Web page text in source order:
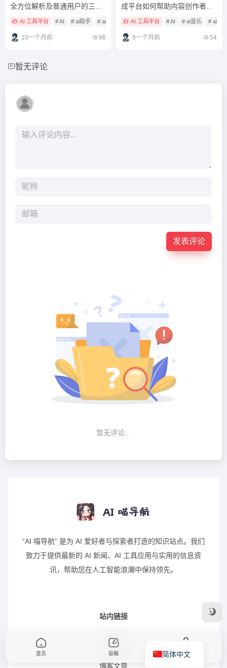
全方位解析及普通用户的三大
实用场景
AI 工具平台 # AI # ai助手 # ai大模型
10一个月前 96
成平台如何帮助内容创作者提
升制作效率？
AI 工具平台 # AI # ai音乐 # ai音
9一个月前 54
暂无评论
发表评论
暂无评论...
“AI 喵导航” 是为 AI 爱好者与探索者打造的知识站点。我们
致力于提供最新的 AI 新闻、AI 工具应用与实用的信息资
讯，帮助您在人工智能浪潮中保持领先。
站内链接
首页
AI 工具导航
博客文章
首页 投稿 我的
简体中文